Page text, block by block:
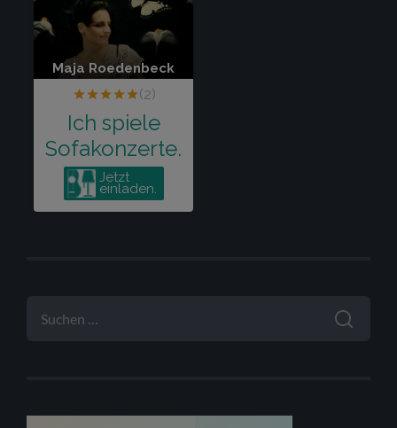
NACH: